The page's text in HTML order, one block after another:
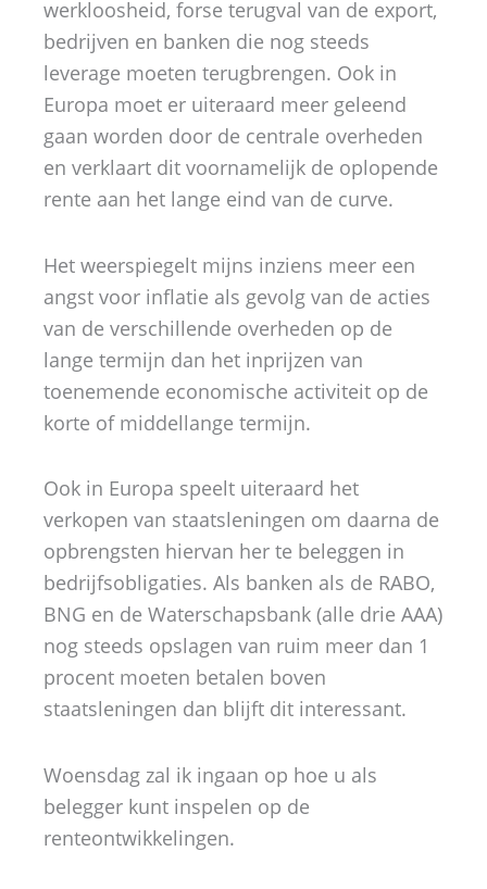
werkloosheid, forse terugval van de export,
bedrijven en banken die nog steeds
leverage moeten terugbrengen. Ook in
Europa moet er uiteraard meer geleend
gaan worden door de centrale overheden
en verklaart dit voornamelijk de oplopende
rente aan het lange eind van de curve.
Het weerspiegelt mijns inziens meer een
angst voor inflatie als gevolg van de acties
van de verschillende overheden op de
lange termijn dan het inprijzen van
toenemende economische activiteit op de
korte of middellange termijn.
Ook in Europa speelt uiteraard het
verkopen van staatsleningen om daarna de
opbrengsten hiervan her te beleggen in
bedrijfsobligaties. Als banken als de RABO,
BNG en de Waterschapsbank (alle drie AAA)
nog steeds opslagen van ruim meer dan 1
procent moeten betalen boven
staatsleningen dan blijft dit interessant.
Woensdag zal ik ingaan op hoe u als
belegger kunt inspelen op de
renteontwikkelingen.